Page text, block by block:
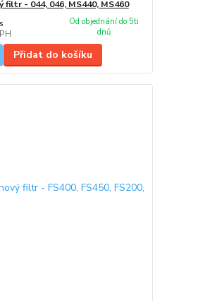
filtr - 044, 046, MS440, MS460
Od objednání do 5ti
dnů
Přidat do košíku